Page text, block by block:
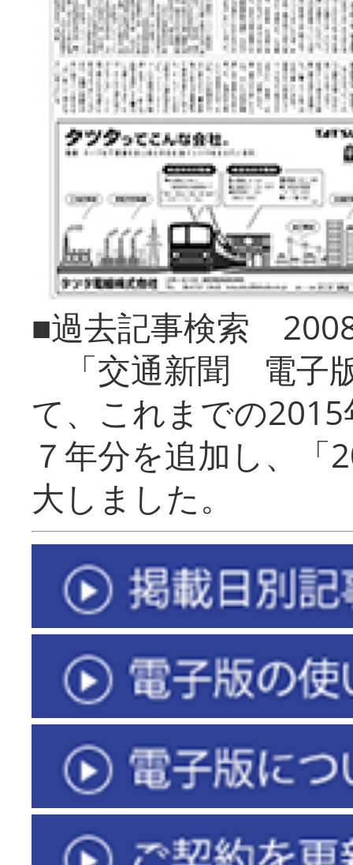
■過去記事検索
「交通新聞 電子
て、これまでの
７年分を追加し、「
大しまし